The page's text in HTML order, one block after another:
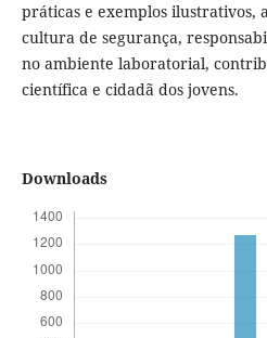
práticas e exemplos ilustrativos,
cultura de segurança,
no ambiente laboratorial,
científica e cidadã dos jovens.
Downloads